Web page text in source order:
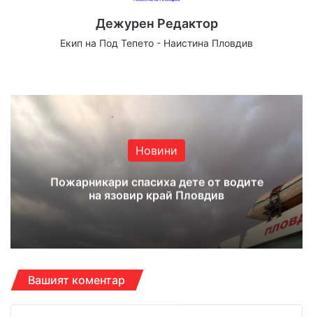
Дежурен Редактор
Екип на Под Тепето - Наистина Пловдив
Новини
Пожарникари спасиха дете от водите
на язовир край Пловдив
Вашият коментар